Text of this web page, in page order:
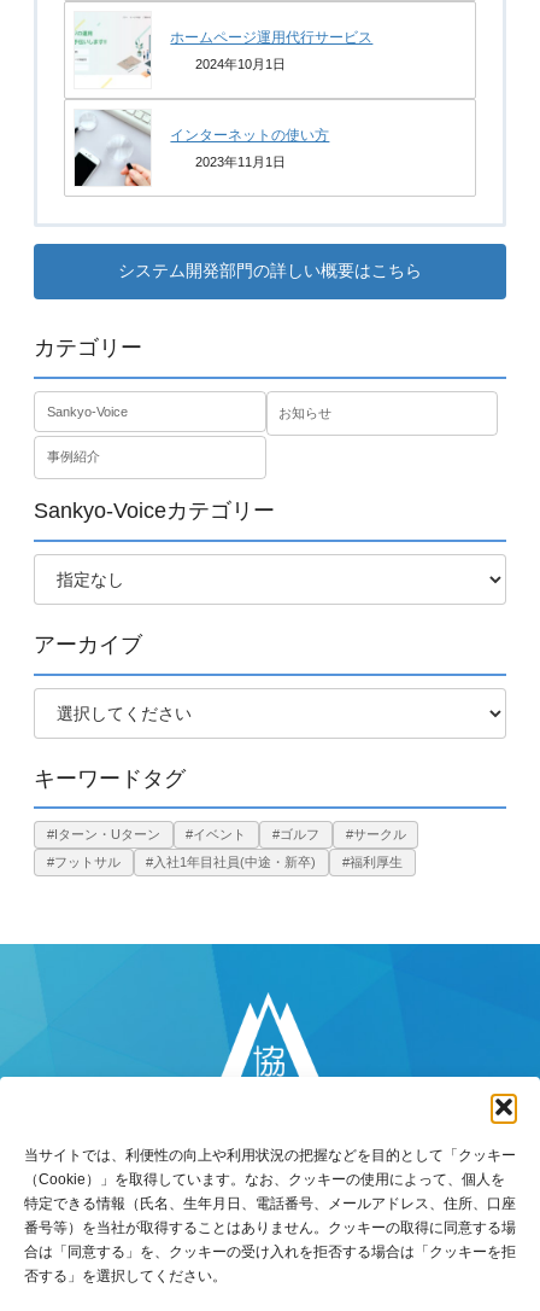
当サイトでは、利便性の向上や利用状況の把握などを目的として「クッキー
（Cookie）」を取得しています。なお、クッキーの使用によって、個人を
特定できる情報（氏名、生年月日、電話番号、メールアドレス、住所、口座
番号等）を当社が取得することはありません。クッキーの取得に同意する場
合は「同意する」を、クッキーの受け入れを拒否する場合は「クッキーを拒
否する」を選択してください。
ホームページ運用代行サービス
2024年10月1日
インターネットの使い方
2023年11月1日
システム開発部門の詳しい概要はこちら
カテゴリー
Sankyo-Voice お知らせ
事例紹介
Sankyo-Voiceカテゴリー
アーカイブ
キーワードタグ
#Iターン・Uターン #イベント #ゴルフ
#サークル
#フットサル
#入社1年目社員(中途・新卒) #福利厚生
〒770-8518
徳島県徳島市万代町5丁目8番地3